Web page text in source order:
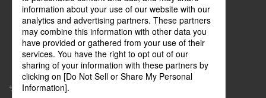
メールマガジン
マイページ
サイトマップ